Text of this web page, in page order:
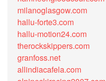
milanoglasgow.com
hallu-forte3.com
hallu-motion24.com
therockskippers.com
granfoss.net
allindiacafela.com